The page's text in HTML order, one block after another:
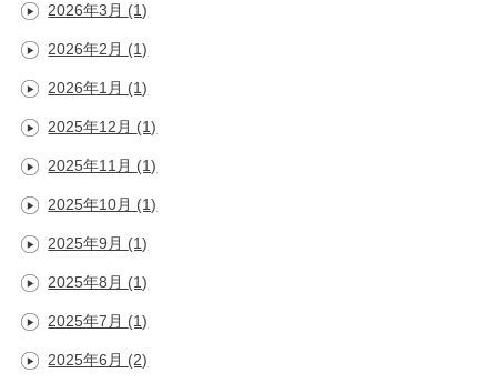
2026年3月 (1)
2026年2月 (1)
2026年1月 (1)
2025年12月 (1)
2025年11月 (1)
2025年10月 (1)
2025年9月 (1)
2025年8月 (1)
2025年7月 (1)
2025年6月 (2)